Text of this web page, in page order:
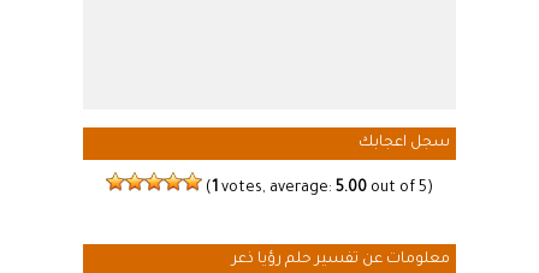
سجل اعجابك
( 1 votes, average: 5.00 out of 5)
معلومات عن تفسير حلم رؤيا ذعر